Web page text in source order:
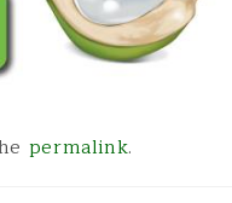
permalink.